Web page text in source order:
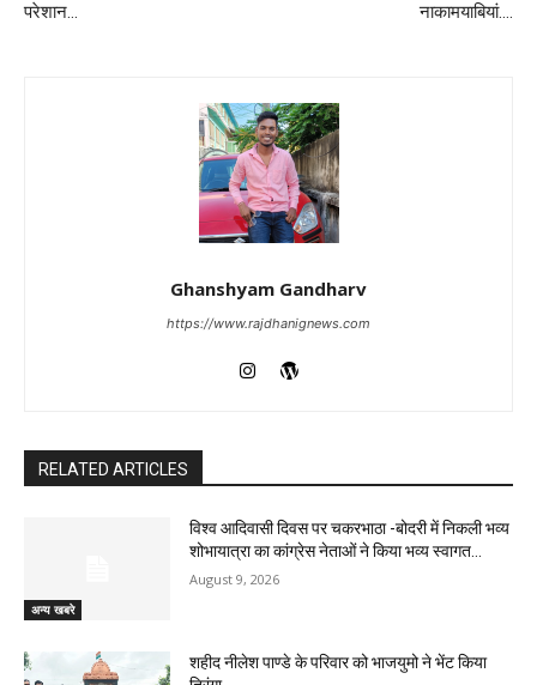
परेशान…
नाकामयाबियां….
Ghanshyam Gandharv
https://www.rajdhanignews.com
RELATED ARTICLES
अन्य खबरे
विश्व आदिवासी दिवस पर चकरभाठा -बोदरी में निकली भव्य
शोभायात्रा का कांग्रेस नेताओं ने किया भव्य स्वागत…
August 9, 2026
शहीद नीलेश पाण्डे के परिवार को भाजयुमो ने भेंट किया